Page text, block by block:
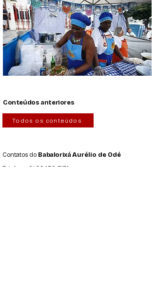
Conteúdos anteriores
Todos os conteúdos
Contatos do BabalorixáAurélio de Odé
Telefone:
61 98456-3174